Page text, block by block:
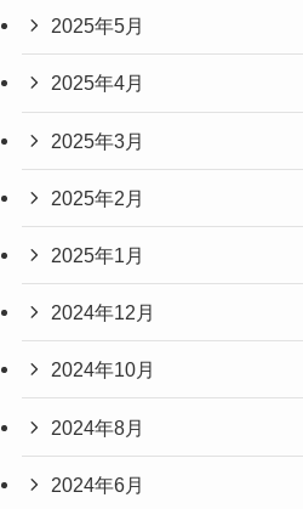
2025年5月
2025年4月
2025年3月
2025年2月
2025年1月
2024年12月
2024年10月
2024年8月
2024年6月